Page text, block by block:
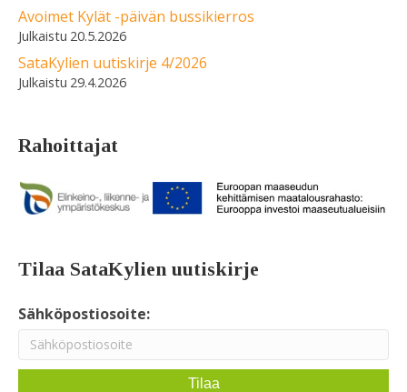
Avoimet Kylät -päivän bussikierros
20.5.2026
SataKylien uutiskirje 4/2026
29.4.2026
Rahoittajat
Tilaa SataKylien uutiskirje
Sähköpostiosoite: